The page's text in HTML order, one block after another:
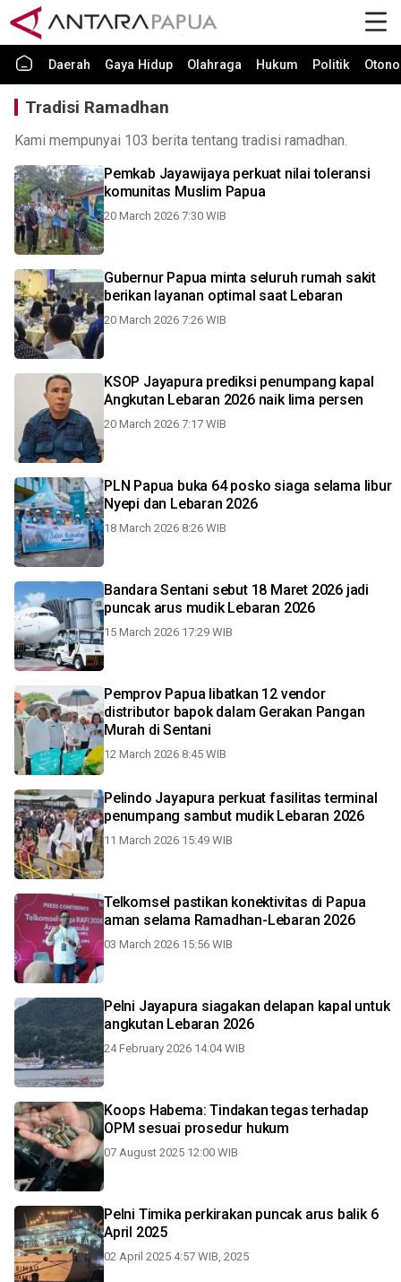
Daerah Gaya Hidup Olahraga Hukum Politik
Tradisi Ramadhan
Kami mempunyai 103 berita tentang tradisi ramadhan.
Pemkab Jayawijaya perkuat nilai toleransi
komunitas Muslim Papua
20 March 2026 7:30 WIB
Gubernur Papua minta seluruh rumah sakit
berikan layanan optimal saat Lebaran
20 March 2026 7:26 WIB
KSOP Jayapura prediksi penumpang kapal
Angkutan Lebaran 2026 naik lima persen
20 March 2026 7:17 WIB
PLN Papua buka 64 posko siaga selama libur
Nyepi dan Lebaran 2026
18 March 2026 8:26 WIB
Bandara Sentani sebut 18 Maret 2026 jadi
puncak arus mudik Lebaran 2026
15 March 2026 17:29 WIB
Pemprov Papua libatkan 12 vendor
distributor bapok dalam Gerakan Pangan
Murah di Sentani
12 March 2026 8:45 WIB
Pelindo Jayapura perkuat fasilitas terminal
penumpang sambut mudik Lebaran 2026
11 March 2026 15:49 WIB
Telkomsel pastikan konektivitas di Papua
aman selama Ramadhan-Lebaran 2026
03 March 2026 15:56 WIB
Pelni Jayapura siagakan delapan kapal untuk
angkutan Lebaran 2026
24 February 2026 14:04 WIB
Koops Habema: Tindakan tegas terhadap
OPM sesuai prosedur hukum
07 August 2025 12:00 WIB
Pelni Timika perkirakan puncak arus balik 6
April 2025
02 April 2025 4:57 WIB, 2025